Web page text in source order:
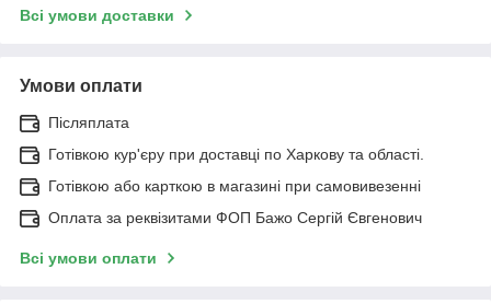
Всі умови доставки
Умови оплати
Післяплата
Готівкою кур'єру при доставці по Харкову та області.
Готівкою або карткою в магазині при самовивезенні
Оплата за реквізитами ФОП Бажо Сергій Євгенович
Всі умови оплати